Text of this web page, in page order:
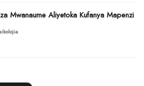
Mwanaume Aliyetoka Kufanya Mapenzi